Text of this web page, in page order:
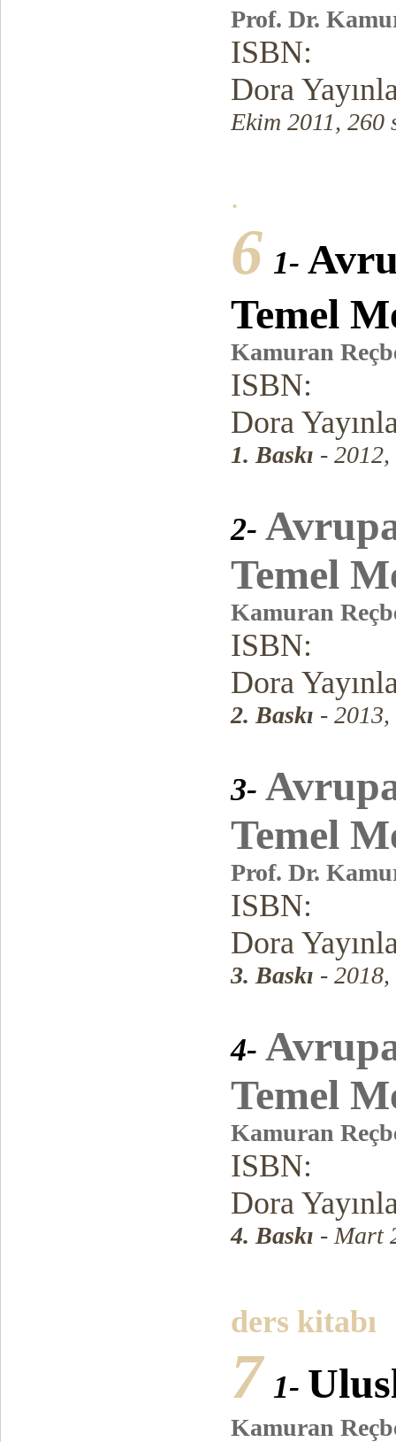
Prof. Dr.
ISBN:
Dora
Ekim 2011, 260
.
6 1-
Temel
Kamuran
ISBN:
Dora
1. Baskı - 2012,
2-
Temel
Kamuran
ISBN:
Dora
2. Baskı - 2013,
3-
Temel
Prof. Dr.
ISBN:
Dora
3. Baskı - 2018,
4-
Temel
Kamuran
ISBN:
Dora
4. Baskı - Mart
ders kitabı
7 1-
Kamuran